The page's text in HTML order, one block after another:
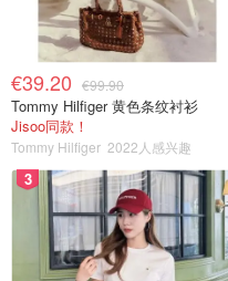
€39.20 €99.90
Tommy Hilfiger 黄色条纹衬衫
Jisoo同款！
Tommy Hilfiger 2022人感兴趣
3